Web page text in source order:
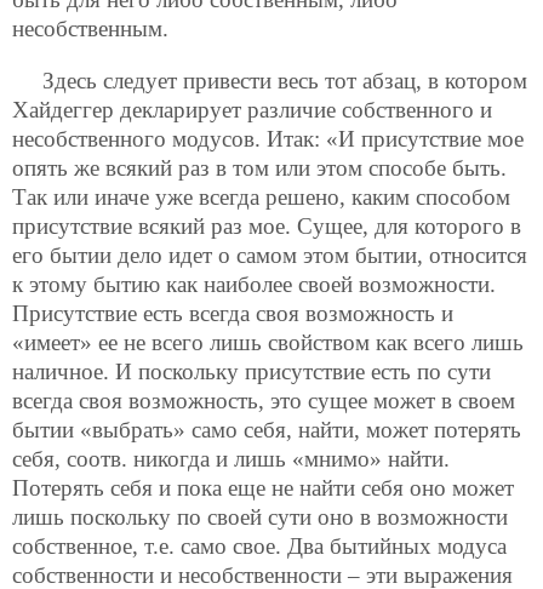
несобственным.
Здесь следует привести весь тот абзац, в котором
Хайдеггер декларирует различие собственного и
несобственного модусов. Итак: «И присутствие мое
опять же всякий раз в том или этом способе быть.
Так или иначе уже всегда решено, каким способом
присутствие всякий раз мое. Сущее, для которого в
его бытии дело идет о самом этом бытии, относится
к этому бытию как наиболее своей возможности.
Присутствие есть всегда своя возможность и
«имеет» ее не всего лишь свойством как всего лишь
наличное. И поскольку присутствие есть по сути
всегда своя возможность, это сущее может в своем
бытии «выбрать» само себя, найти, может потерять
себя, соотв. никогда и лишь «мнимо» найти.
Потерять себя и пока еще не найти себя оно может
лишь поскольку по своей сути оно в возможности
собственное, т.е. само свое. Два бытийных модуса
собственности и несобственности – эти выражения